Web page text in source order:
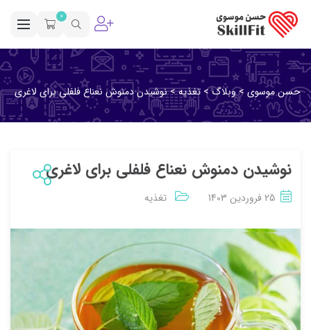
0
حسن موسوی >وبلاگ> تغذیه>نوشیدن دمنوش نعناع فلفلی برای لاغری
نوشیدن دمنوش نعناع فلفلی برای لاغری
25 فروردین 1403 تغذیه